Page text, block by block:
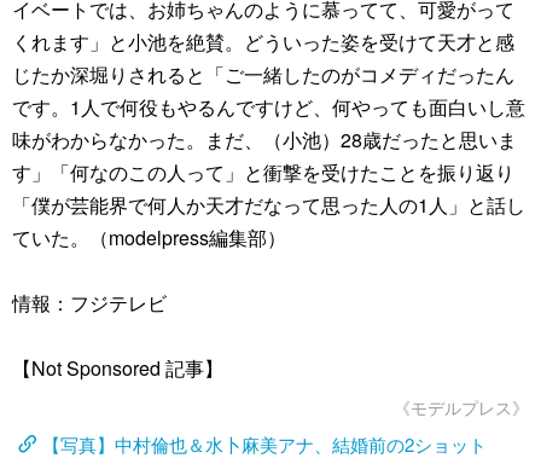
イベートでは、お姉ちゃんのように慕ってて、可愛がって
くれます」と小池を絶賛。どういった姿を受けて天才と感
じたか深堀りされると「ご一緒したのがコメディだったん
です。1人で何役もやるんですけど、何やっても面白いし意
味がわからなかった。まだ、（小池）28歳だったと思いま
す」「何なのこの人って」と衝撃を受けたことを振り返り
「僕が芸能界で何人か天才だなって思った人の1人」と話し
ていた。（modelpress編集部）
情報：フジテレビ
【Not Sponsored 記事】
《モデルプレス》
【写真】中村倫也＆水卜麻美アナ、結婚前の2ショット